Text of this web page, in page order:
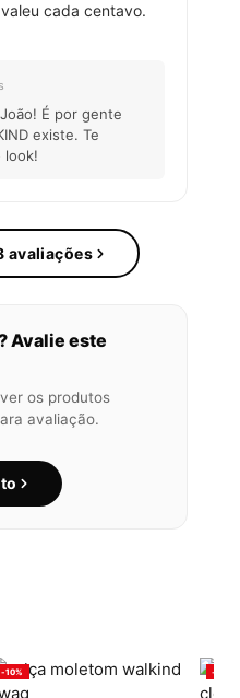
cada centavo.
É por gente
existe. Te
look!
avaliações
Avalie este
os produtos
avaliação.
-10% -10%